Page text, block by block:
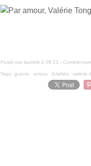
Posté par laurielit à 09:21 -
Tags: guerre amour, Jclattès valérie